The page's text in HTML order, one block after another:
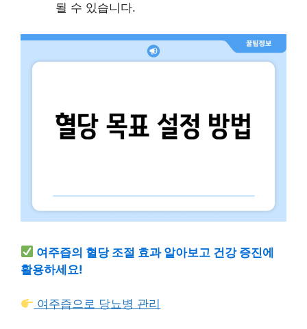
될 수 있습니다.
여주즙의 혈당 조절 효과 알아보고 건강 증진에
활용하세요!
여주즙으로 당뇨병 관리